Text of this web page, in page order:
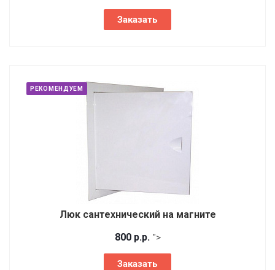
Заказать
РЕКОМЕНДУЕМ
Люк сантехнический на магните
800 р.р. ">
Заказать